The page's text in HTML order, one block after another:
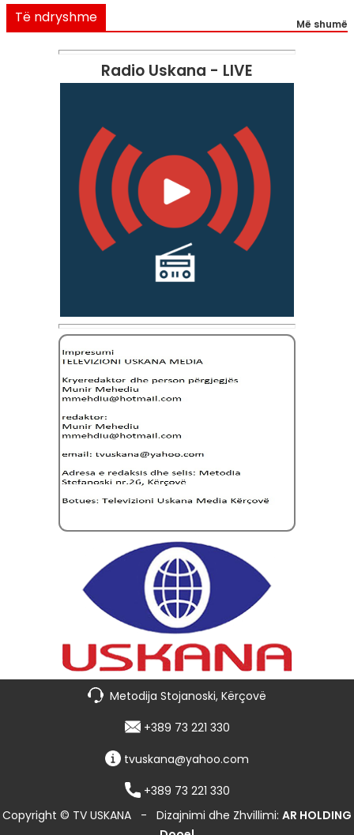
Të ndryshme Më shumë
Radio Uskana - LIVE
Metodija Stojanoski, Kërçovë
+389 73 221 330
tvuskana@yahoo.com
+389 73 221 330
Copyright © TV USKANA - Dizajnimi dhe Zhvillimi: AR HOLDING